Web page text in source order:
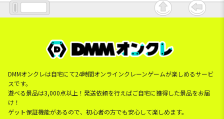
DMMオンクレは自宅にて24時間オンラインクレーンゲームが楽しめるサービ
スです。
遊べる景品は3,000点以上！発送依頼を行えばご自宅に獲得した景品をお届
け！
ゲット保証機能があるので、初心者の方でも安心して楽しめます。